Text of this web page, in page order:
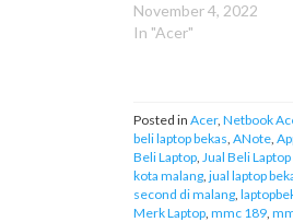
November 4, 2022
In "Acer"
Posted in Acer, Netbook
beli laptop bekas, ANote,
Beli Laptop, Jual Beli
kota malang, jual laptop
second di malang,
Merk Laptop, mmc 189,